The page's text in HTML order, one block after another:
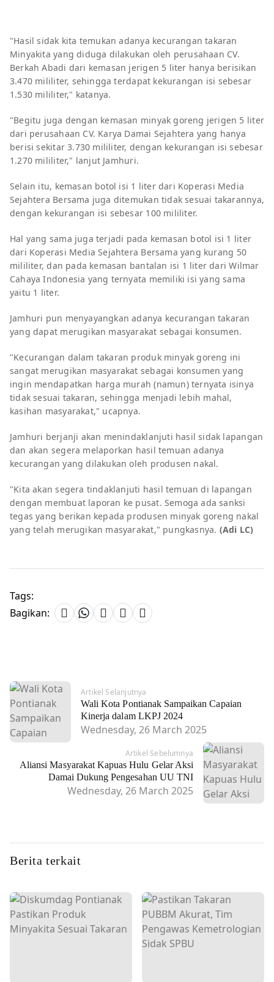
"Hasil sidak kita temukan adanya kecurangan takaran
Minyakita yang diduga dilakukan oleh perusahaan CV.
Berkah Abadi dari kemasan jerigen 5 liter hanya berisikan
3.470 mililiter, sehingga terdapat kekurangan isi sebesar
1.530 mililiter," katanya.
"Begitu juga dengan kemasan minyak goreng jerigen 5 liter
dari perusahaan CV. Karya Damai Sejahtera yang hanya
berisi sekitar 3.730 mililiter, dengan kekurangan isi sebesar
1.270 mililiter," lanjut Jamhuri.
Selain itu, kemasan botol isi 1 liter dari Koperasi Media
Sejahtera Bersama juga ditemukan tidak sesuai takarannya,
dengan kekurangan isi sebesar 100 mililiter.
Hal yang sama juga terjadi pada kemasan botol isi 1 liter
dari Koperasi Media Sejahtera Bersama yang kurang 50
mililiter, dan pada kemasan bantalan isi 1 liter dari Wilmar
Cahaya Indonesia yang ternyata memiliki isi yang sama
yaitu 1 liter.
Jamhuri pun menyayangkan adanya kecurangan takaran
yang dapat merugikan masyarakat sebagai konsumen.
"Kecurangan dalam takaran produk minyak goreng ini
sangat merugikan masyarakat sebagai konsumen yang
ingin mendapatkan harga murah (namun) ternyata isinya
tidak sesuai takaran, sehingga menjadi lebih mahal,
kasihan masyarakat," ucapnya.
Jamhuri berjanji akan menindaklanjuti hasil sidak lapangan
dan akan segera melaporkan hasil temuan adanya
kecurangan yang dilakukan oleh produsen nakal.
"Kita akan segera tindaklanjuti hasil temuan di lapangan
dengan membuat laporan ke pusat. Semoga ada sanksi
tegas yang berikan kepada produsen minyak goreng nakal
yang telah merugikan masyarakat," pungkasnya. (Adi LC)
Tags:
Bagikan:
Artikel Selanjutnya
Wali Kota Pontianak Sampaikan Capaian
Kinerja dalam LKPJ 2024
Wednesday, 26 March 2025
Artikel Sebelumnya
Aliansi Masyarakat Kapuas Hulu Gelar Aksi
Damai Dukung Pengesahan UU TNI
Wednesday, 26 March 2025
Berita terkait